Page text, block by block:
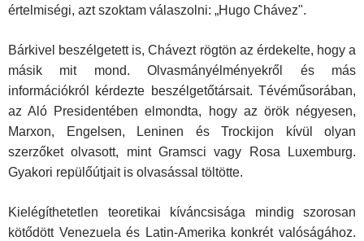
értelmiségi, azt szoktam válaszolni: „Hugo Chávez".
Bárkivel beszélgetett is, Chávezt rögtön az érdekelte, hogy a
másik mit mond. Olvasmányélményekről és más
információkról kérdezte be­szélgetőtársait. Tévéműsorában,
az Aló Presidentében elmondta, hogy az örök négyesen,
Marxon, Engelsen, Leninen és Trockijon kívül olyan
szerzőket olvasott, mint Gramsci vagy Rosa Luxemburg.
Gyakori repü­lőútjait is olvasással töltötte.
Kielégíthetetlen teoretikai kíváncsisága mindig szorosan
kötődött Ve­nezuela és Latin-Amerika konkrét valóságához.